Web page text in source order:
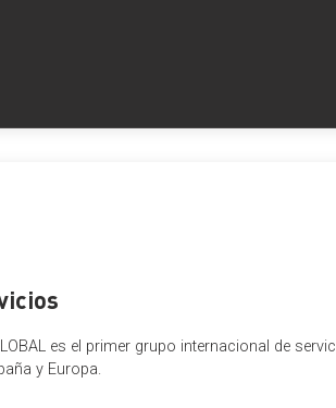
es el primer grupo internacional de
y Europa.